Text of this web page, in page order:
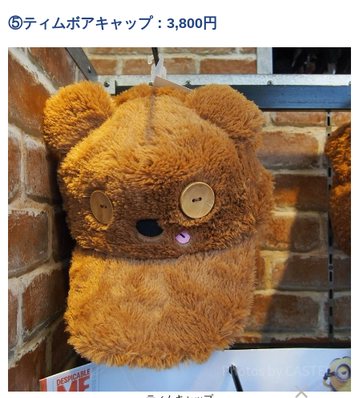
⑤ティムボアキャップ：3,800円